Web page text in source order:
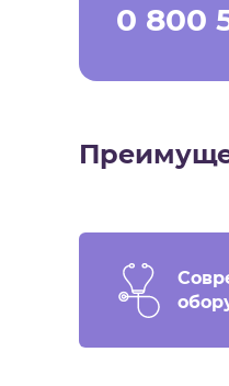
0 800